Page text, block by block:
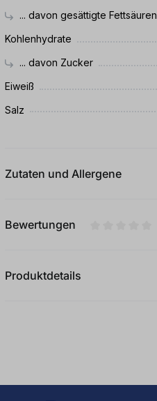
... davon gesättigte Fettsäuren
Kohlenhydrate
... davon Zucker
Eiweiß
Salz
Zutaten und Allergene
Bewertungen
Produktdetails